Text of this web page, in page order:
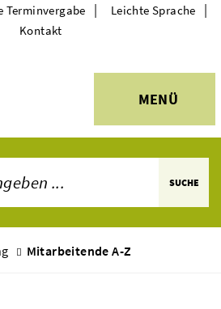
MENÜ
Terminvergabe | Leichte Sprache |
Kontakt
SUCHE
Mitarbeitende A-Z